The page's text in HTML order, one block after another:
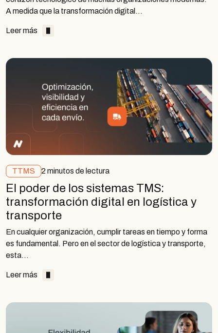
A medida que la transformación digital…
Leer más
TTMS 2 minutos de lectura
El poder de los sistemas TMS:
transformación digital en logística y
transporte
En cualquier organización, cumplir tareas en tiempo y forma
es fundamental. Pero en el sector de logística y transporte,
esta…
Leer más